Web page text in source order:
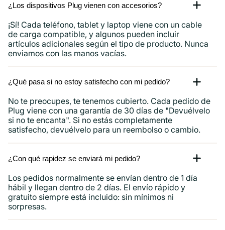
¿Los dispositivos Plug vienen con accesorios?
¡Sí! Cada teléfono, tablet y laptop viene con un cable
de carga compatible, y algunos pueden incluir
artículos adicionales según el tipo de producto. Nunca
enviamos con las manos vacías.
¿Qué pasa si no estoy satisfecho con mi pedido?
No te preocupes, te tenemos cubierto. Cada pedido de
Plug viene con una garantía de 30 días de "Devuélvelo
si no te encanta". Si no estás completamente
satisfecho, devuélvelo para un reembolso o cambio.
¿Con qué rapidez se enviará mi pedido?
Los pedidos normalmente se envían dentro de 1 día
hábil y llegan dentro de 2 días. El envío rápido y
gratuito siempre está incluido: sin mínimos ni
sorpresas.